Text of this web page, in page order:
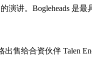
演讲。Bogleheads 是最
出售给合资伙伴 Talen